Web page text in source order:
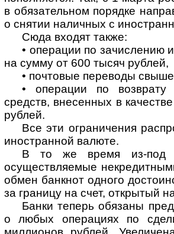
в обязательном порядке
о снятии наличных с
Сюда входят также:
• операции по зачислению
на сумму от 600 тысяч рублей,
• почтовые переводы
• операции по возврату
средств, внесенных в
рублей.
Все эти ограничения
иностранной валюте.
В то же время из-под
осуществляемые
обмен банкнот одного
за границу на счет, открытый
Банки теперь обязаны
о любых операциях по